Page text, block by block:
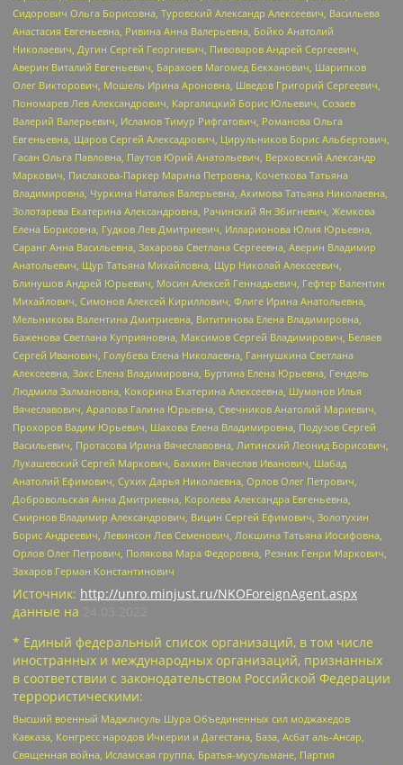
Сидорович Ольга Борисовна, Туровский Александр Алексеевич, Васильева
Анастасия Евгеньевна, Ривина Анна Валерьевна, Бойко Анатолий
Николаевич, Дугин Сергей Георгиевич, Пивоваров Андрей Сергеевич,
Аверин Виталий Евгеньевич, Барахоев Магомед Бекханович, Шарипков
Олег Викторович, Мошель Ирина Ароновна, Шведов Григорий Сергеевич,
Пономарев Лев Александрович, Каргалицкий Борис Юльевич, Созаев
Валерий Валерьевич, Исламов Тимур Рифгатович, Романова Ольга
Евгеньевна, Щаров Сергей Алексадрович, Цирульников Борис Альбертович,
Гасан Ольга Павловна, Паутов Юрий Анатольевич, Верховский Александр
Маркович, Пислакова-Паркер Марина Петровна, Кочеткова Татьяна
Владимировна, Чуркина Наталья Валерьевна, Акимова Татьяна Николаевна,
Золотарева Екатерина Александровна, Рачинский Ян Збигневич, Жемкова
Елена Борисовна, Гудков Лев Дмитриевич, Илларионова Юлия Юрьевна,
Саранг Анна Васильевна, Захарова Светлана Сергеевна, Аверин Владимир
Анатольевич, Щур Татьяна Михайловна, Щур Николай Алексеевич,
Блинушов Андрей Юрьевич, Мосин Алексей Геннадьевич, Гефтер Валентин
Михайлович, Симонов Алексей Кириллович, Флиге Ирина Анатольевна,
Мельникова Валентина Дмитриевна, Вититинова Елена Владимировна,
Баженова Светлана Куприяновна, Максимов Сергей Владимирович, Беляев
Сергей Иванович, Голубева Елена Николаевна, Ганнушкина Светлана
Алексеевна, Закс Елена Владимировна, Буртина Елена Юрьевна, Гендель
Людмила Залмановна, Кокорина Екатерина Алексеевна, Шуманов Илья
Вячеславович, Арапова Галина Юрьевна, Свечников Анатолий Мариевич,
Прохоров Вадим Юрьевич, Шахова Елена Владимировна, Подузов Сергей
Васильевич, Протасова Ирина Вячеславовна, Литинский Леонид Борисович,
Лукашевский Сергей Маркович, Бахмин Вячеслав Иванович, Шабад
Анатолий Ефимович, Сухих Дарья Николаевна, Орлов Олег Петрович,
Добровольская Анна Дмитриевна, Королева Александра Евгеньевна,
Смирнов Владимир Александрович, Вицин Сергей Ефимович, Золотухин
Борис Андреевич, Левинсон Лев Семенович, Локшина Татьяна Иосифовна,
Орлов Олег Петрович, Полякова Мара Федоровна, Резник Генри Маркович,
Захаров Герман Константинович
Источник: http://unro.minjust.ru/NKOForeignAgent.aspx
данные на
* Единый федеральный список организаций, в том числе
иностранных и международных организаций, признанных
в соответствии с законодательством Российской Федерации
террористическими:
Высший военный Маджлисуль Шура Объединенных сил моджахедов
Кавказа, Конгресс народов Ичкерии и Дагестана, База, Асбат аль-Ансар,
Священная война, Исламская группа, Братья-мусульмане, Партия